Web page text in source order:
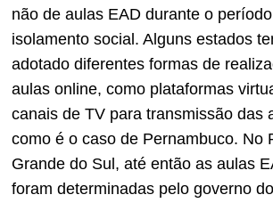
não de aulas EAD durante o
isolamento social. Alguns estados
adotado diferentes formas de
aulas online, como plataformas
canais de TV para transmissão das
como é o caso de Pernambuco. No
Grande do Sul, até então as aulas
foram determinadas pelo governo